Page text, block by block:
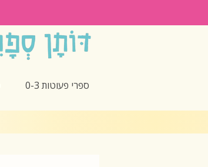
ספרי פעוטות 0-3